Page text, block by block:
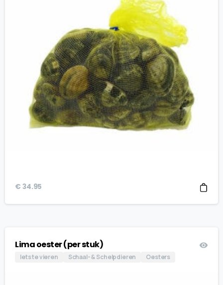
€ 34.95
Lima oester (per stuk)
Iets te vieren Schaal- & Schelpdieren Oesters